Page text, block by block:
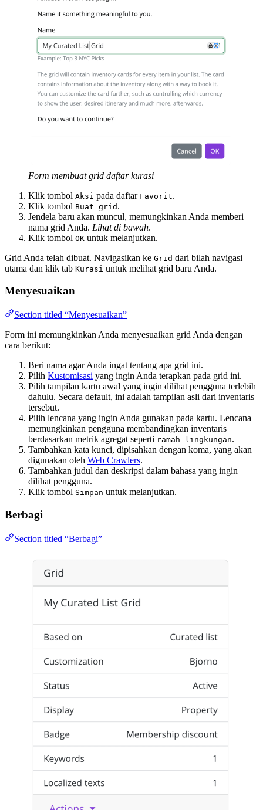
Form membuat grid daftar kurasi
Klik tombol Aksi pada daftar Favorit.
Klik tombol Buat grid .
Jendela baru akan muncul, memungkinkan Anda memberi
nama grid Anda. Lihat di bawah.
Klik tombol OK untuk melanjutkan.
Grid Anda telah dibuat. Navigasikan ke Grid dari bilah navigasi
utama dan klik tab Kurasi untuk melihat grid baru Anda.
Menyesuaikan
Section titled “Menyesuaikan”
Form ini memungkinkan Anda menyesuaikan grid Anda dengan
cara berikut:
Beri nama agar Anda ingat tentang apa grid ini.
Pilih Kustomisasi yang ingin Anda terapkan pada grid ini.
Pilih tampilan kartu awal yang ingin dilihat pengguna terlebih
dahulu. Secara default, ini adalah tampilan asli dari inventaris
tersebut.
Pilih lencana yang ingin Anda gunakan pada kartu. Lencana
memungkinkan pengguna membandingkan inventaris
berdasarkan metrik agregat seperti ramah lingkungan.
Tambahkan kata kunci, dipisahkan dengan koma, yang akan
digunakan oleh Web Crawlers.
Tambahkan judul dan deskripsi dalam bahasa yang ingin
dilihat pengguna.
Klik tombol Simpan untuk melanjutkan.
Berbagi
Section titled “Berbagi”